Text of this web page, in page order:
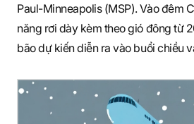
Paul-Minneapolis (MSP). Vào đêm
năng rơi dày kèm theo gió đông từ
bão dự kiến diễn ra vào buổi chiều